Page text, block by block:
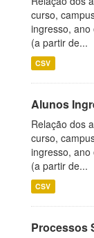
curso,
ingresso,
(a partir de...
CSV
Alunos
Relação dos
curso,
ingresso,
(a partir de...
CSV
Processos